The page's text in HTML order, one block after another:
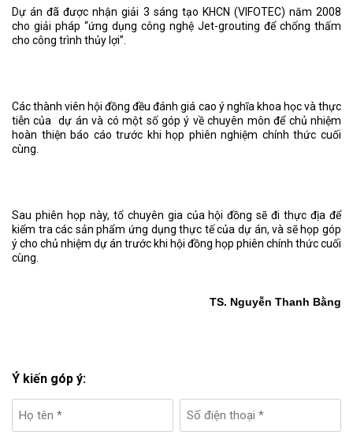
Dự án đã được nhận giải 3 sáng tạo KHCN (VIFOTEC) năm 2008
cho giải pháp “ứng dụng công nghệ Jet-grouting để chống thấm
cho công trình thủy lợi”.
Các thành viên hội đồng đều đánh giá cao ý nghĩa khoa học và thực
tiễn của dự án và có một số góp ý về chuyên môn để chủ nhiệm
hoàn thiện báo cáo trước khi họp phiên nghiệm chính thức cuối
cùng.
Sau phiên họp này, tổ chuyên gia của hội đồng sẽ đi thực địa để
kiểm tra các sản phẩm ứng dụng thực tế của dự án, và sẽ họp góp
ý cho chủ nhiệm dự án trước khi hội đồng họp phiên chính thức cuối
cùng.
TS. Nguyễn Thanh Bằng
Ý kiến góp ý: